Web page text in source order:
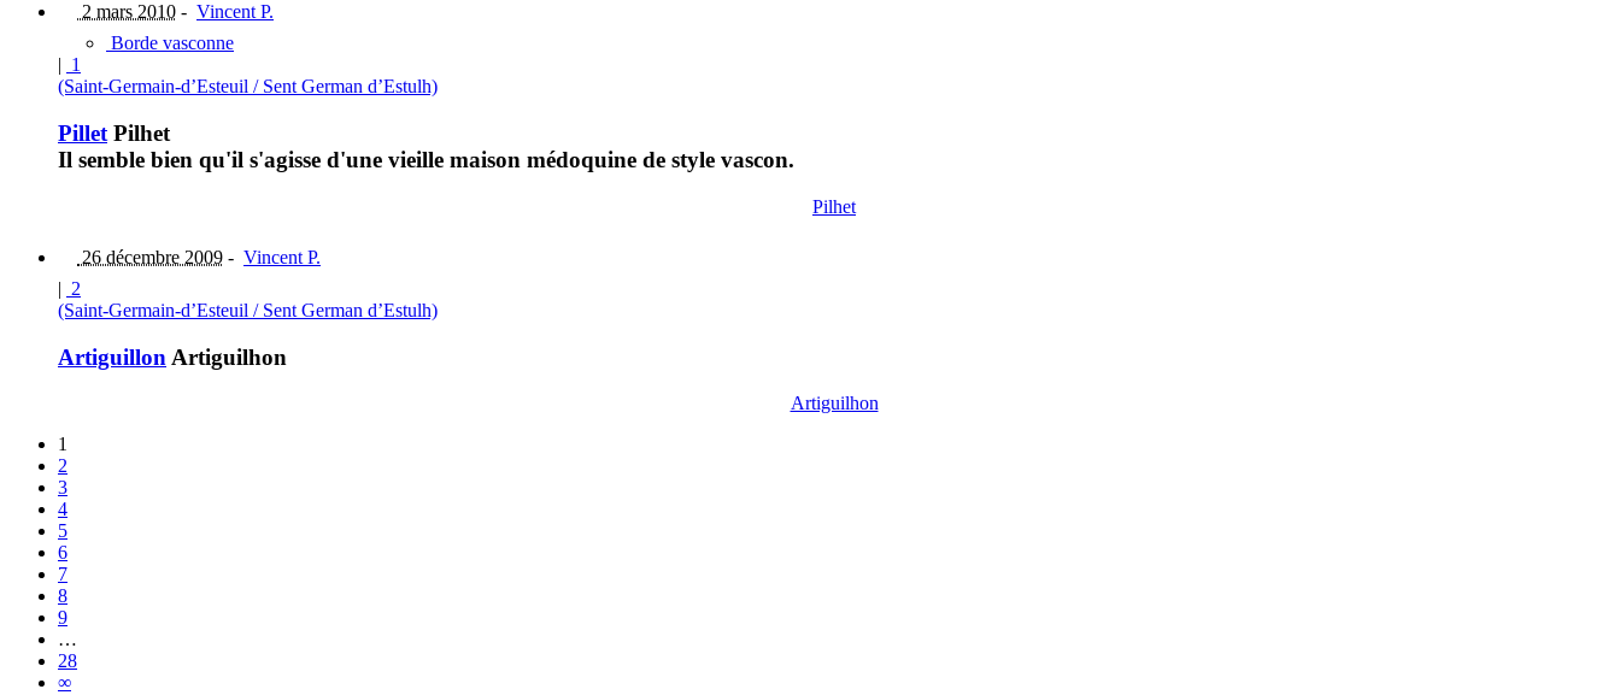
2 mars 2010 - Vincent P.
Borde vasconne
| 1
(Saint-Germain-d’Esteuil / Sent German d’Estulh)
Pillet Pilhet
Il semble bien qu'il s'agisse d'une vieille maison médoquine de style vascon.
Pilhet
26 décembre 2009 - Vincent P.
| 2
(Saint-Germain-d’Esteuil / Sent German d’Estulh)
Artiguillon Artiguilhon
Artiguilhon
1
2
3
4
5
6
7
8
9
…
28
∞